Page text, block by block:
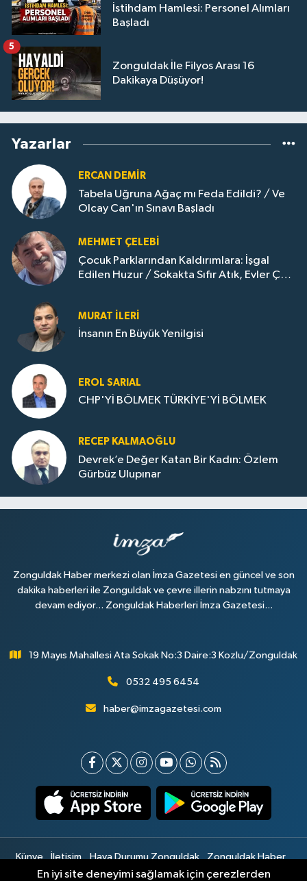
İstihdam Hamlesi: Personel Alımları
Başladı
Zonguldak İle Filyos Arası 16
Dakikaya Düşüyor!
5
Yazarlar
ERCAN DEMIR
Tabela Uğruna Ağaç mı Feda Edildi? / Ve
Olcay Can'ın Sınavı Başladı
MEHMET ÇELEBI
Çocuk Parklarından Kaldırımlara: İşgal
Edilen Huzur / Sokakta Sıfır Atık, Evler Çöp
MURAT İLERI
İnsanın En Büyük Yenilgisi
EROL SARIAL
CHP'Yİ BÖLMEK TÜRKİYE'Yİ BÖLMEK
RECEP KALMAOĞLU
Devrek’e Değer Katan Bir Kadın: Özlem
Gürbüz Ulupınar
Zonguldak Haber merkezi olan İmza Gazetesi en güncel ve son
dakika haberleri ile Zonguldak ve çevre illerin nabzını tutmaya
devam ediyor... Zonguldak Haberleri İmza Gazetesi...
19 Mayıs Mahallesi Ata Sokak No:3 Daire:3 Kozlu/Zonguldak
0532 495 6454
haber@imzagazetesi.com
Künye İletişim Hava Durumu Zonguldak
Zonguldak Haber
Gizlilik Sözleşmesi
Hizmet Şartları Sitemap
En iyi site deneyimi sağlamak için çerezlerden